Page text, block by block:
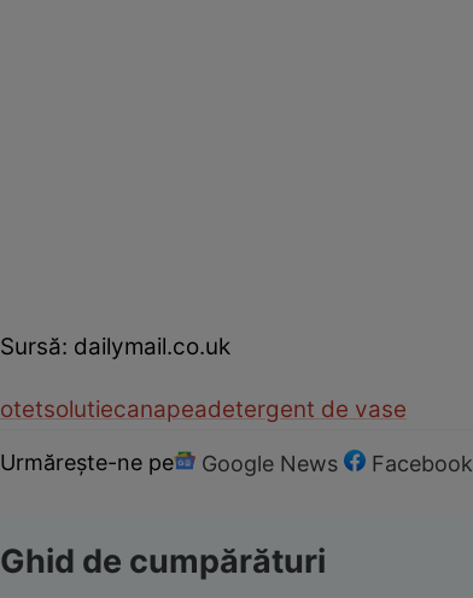
Sursă: dailymail.co.uk
otetsolutiecanapeadetergent de vase
Urmărește-ne pe Google News Facebook
Ghid de cumpărături